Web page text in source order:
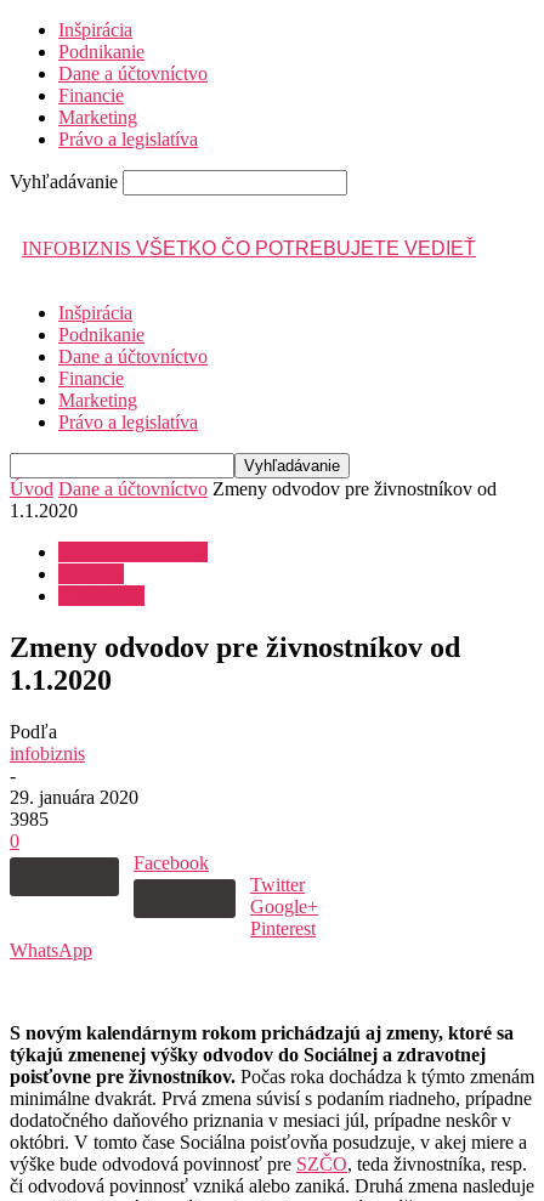
Inšpirácia
Podnikanie
Dane a účtovníctvo
Financie
Marketing
Právo a legislatíva
Vyhľadávanie
INFOBIZNIS VŠETKO ČO POTREBUJETE VEDIEŤ
Inšpirácia
Podnikanie
Dane a účtovníctvo
Financie
Marketing
Právo a legislatíva
Úvod Dane a účtovníctvo Zmeny odvodov pre živnostníkov od
1.1.2020
Zmeny odvodov pre živnostníkov od
1.1.2020
Podľa
infobiznis
-
29. januára 2020
3985
0
Facebook
Twitter
Google+
Pinterest
WhatsApp
S novým kalendárnym rokom prichádzajú aj zmeny, ktoré sa
týkajú zmenenej výšky odvodov do Sociálnej a zdravotnej
poisťovne pre živnostníkov. Počas roka dochádza k týmto zmenám
minimálne dvakrát. Prvá zmena súvisí s podaním riadneho, prípadne
dodatočného daňového priznania v mesiaci júl, prípadne neskôr v
októbri. V tomto čase Sociálna poisťovňa posudzuje, v akej miere a
výške bude odvodová povinnosť pre SZČO, teda živnostníka, resp.
či odvodová povinnosť vzniká alebo zaniká. Druhá zmena nasleduje